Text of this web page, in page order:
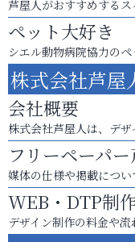
芦屋人がおすすめするス
ペット大好き
シエル動物病院協力の
株式会社芦屋
会社概要
株式会社芦屋人は、デ
フリーペーパ
媒体の仕様や掲載につい
WEB・DTP制
デザイン制作の料金や流